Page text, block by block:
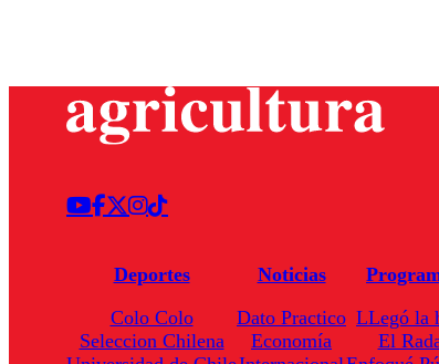
Deportes
Colo Colo
Seleccion Chilena
Noticias
Dato Practico
Economía
LLegó la
El